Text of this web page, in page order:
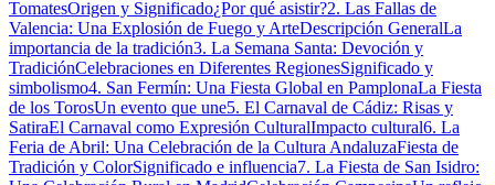
TomatesOrigen y Significado¿Por qué asistir?2. Las Fallas de
Valencia: Una Explosión de Fuego y ArteDescripción GeneralLa
importancia de la tradición3. La Semana Santa: Devoción y
TradiciónCelebraciones en Diferentes RegionesSignificado y
simbolismo4. San Fermín: Una Fiesta Global en PamplonaLa Fiesta
de los TorosUn evento que une5. El Carnaval de Cádiz: Risas y
SatiraEl Carnaval como Expresión CulturalImpacto cultural6. La
Feria de Abril: Una Celebración de la Cultura AndaluzaFiesta de
Tradición y ColorSignificado e influencia7. La Fiesta de San Isidro: